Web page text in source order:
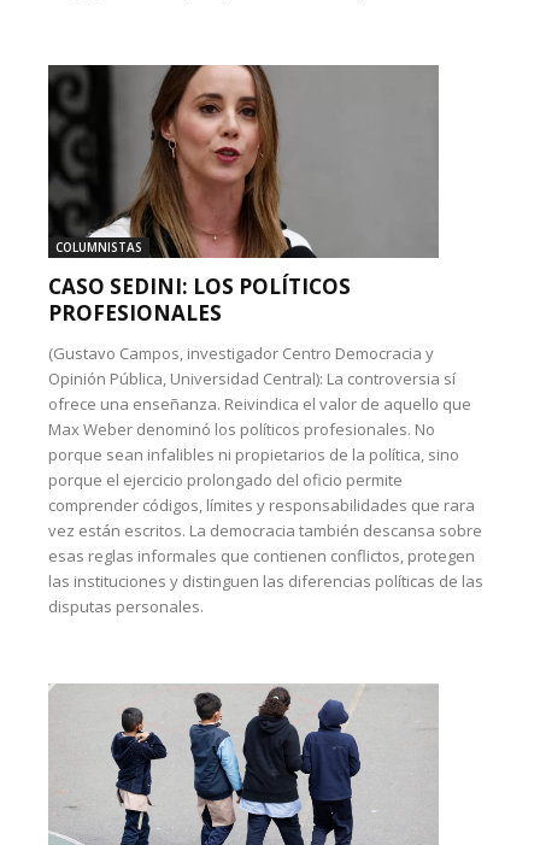
COLUMNISTAS
CASO SEDINI: LOS POLÍTICOS
PROFESIONALES
(Gustavo Campos, investigador Centro Democracia y
Opinión Pública, Universidad Central): La controversia sí
ofrece una enseñanza. Reivindica el valor de aquello que
Max Weber denominó los políticos profesionales. No
porque sean infalibles ni propietarios de la política, sino
porque el ejercicio prolongado del oficio permite
comprender códigos, límites y responsabilidades que rara
vez están escritos. La democracia también descansa sobre
esas reglas informales que contienen conflictos, protegen
las instituciones y distinguen las diferencias políticas de las
disputas personales.